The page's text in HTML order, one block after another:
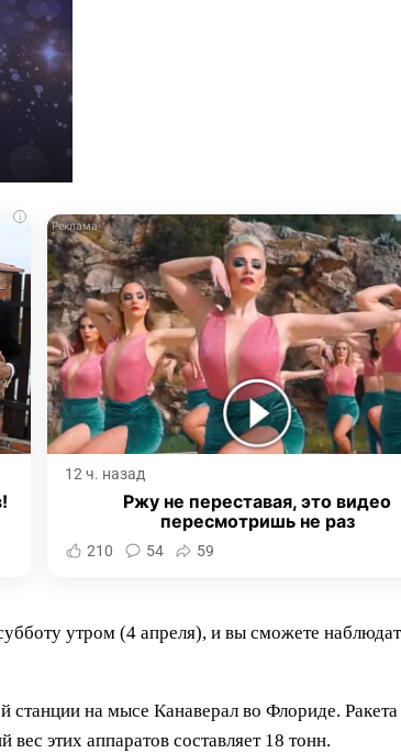
i
12 ч. назад
Ржу не переставая, это видео
пересмотришь не раз
210 54 59
утром (4 апреля), и вы сможете
на мысе Канаверал во Флориде. Ракета
этих аппаратов составляет 18 тонн.